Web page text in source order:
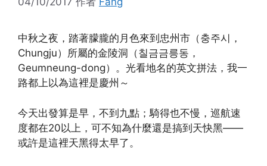
中秋之夜，踏著朦朧的月色來到忠州市（충주시，
Chungju）所屬的金陵洞（칠금금릉동，
Geumneung-dong）。光看地名的英文拼法，我一
路都上以為這裡是慶州～
今天出發算是早，不到九點；騎得也不慢，巡航速
度都在20以上，可不知為什麼還是搞到天快黑——
或許是這裡天黑得太早了。